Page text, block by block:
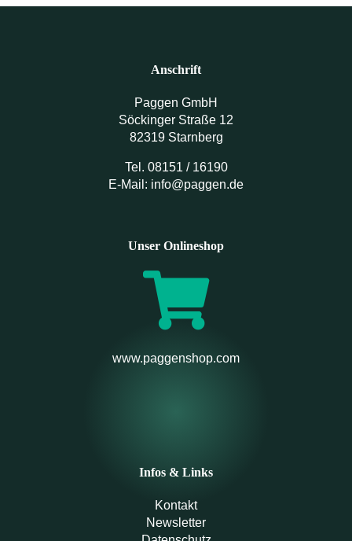
Anschrift
Paggen GmbH
Söckinger Straße 12
82319 Starnberg
Tel. 08151 / 16190
E-Mail: info@paggen.de
Unser Onlineshop
www.paggenshop.com
Infos & Links
Kontakt
Newsletter